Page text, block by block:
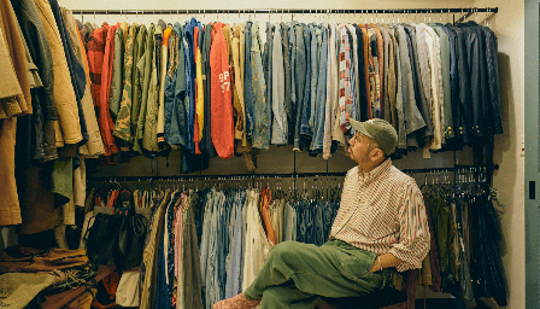
記事を
探す
LL
HOUSE
LINE-
UP